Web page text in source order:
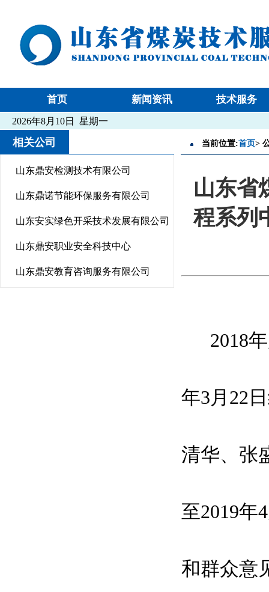
首页 新闻资讯 技术服务
2026年8月10日 星期一
当前位置:首页>
山东省
程系列
2018年
年3月22
清华、张
至2019年
和群众意
相关公司
山东鼎安检测技术有限公司
山东鼎诺节能环保服务有限公司
山东安实绿色开采技术发展有限公司
山东鼎安职业安全科技中心
山东鼎安教育咨询服务有限公司